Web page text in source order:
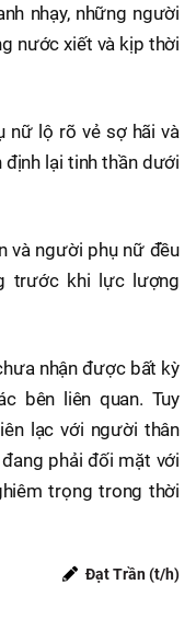
nhạy, những người
nước xiết và kịp thời
nữ lộ rõ vẻ sợ hãi và
lại tinh thần dưới
và người phụ nữ đều
trước khi lực lượng
nhận được bất kỳ
bên liên quan. Tuy
lạc với người thân
phải đối mặt với
trọng trong thời
Đạt Trần (t/h)